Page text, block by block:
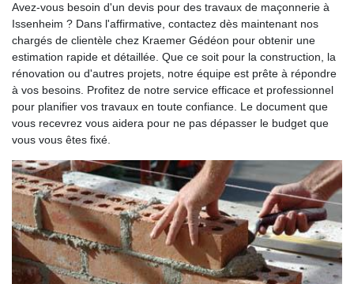
Avez-vous besoin d'un devis pour des travaux de maçonnerie à
Issenheim ? Dans l'affirmative, contactez dès maintenant nos
chargés de clientèle chez Kraemer Gédéon pour obtenir une
estimation rapide et détaillée. Que ce soit pour la construction, la
rénovation ou d'autres projets, notre équipe est prête à répondre
à vos besoins. Profitez de notre service efficace et professionnel
pour planifier vos travaux en toute confiance. Le document que
vous recevrez vous aidera pour ne pas dépasser le budget que
vous vous êtes fixé.